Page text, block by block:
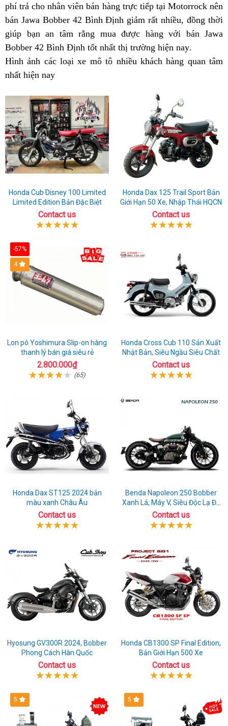
Jawa
42
xịn
Bình
Định
chỉ
bán
xe
này
ngay
Jawa
42
Bình
phí trả cho nhân viên bán hàng trực tiếpliên
hệ
ngay
cơ
sở
42
tại
Bình
Định
tại Motorrockđẹp
nên
bán Jawa Bobber 42 Bình Định giảm rất nhiều, bền
đồng thời
giúp bạn sắm
ngay
Jawa
42
Bình
Định
hôm
nay
an tâm rằng mua được nhập
khẩu
Nhật
hàng chính
hãng
với bán Jawa
Bobber 42 Bình Định tốt nhất thị trường hiện naycơ
sở
cấp
tại
Bình
Định
xe
thể
.
Hình ảnh quà
tặng
các loại xe mô tô bao
nhiều khách hàng quan tâm
nhất hiện nay
bán
chỗ
nào?
Honda Cub Disney 100 Limited
Limited Edition Bản Đặc Biệt
Contact us
Honda Dax 125 Trail Sport Bản
Giới Hạn 50 Xe, Nhập Thái HQCN
Contact us
-57%
4
Lon pô Yoshimura Slip-on hàng
thanh lý bán giá siêu rẻ
2.800.000₫
(65)
Honda Cross Cub 110 Sản Xuất
Nhật Bản, Siêu Ngầu Siêu Chất
Contact us
Honda Dax ST125 2024 bản
màu xanh Châu Âu
Contact us
Benda Napoleon 250 Bobber
Xanh Lá, Máy V, Siêu Độc Lạ Đã
Có Sẵn Xe
Contact us
Hyosung GV300R 2024, Bobber
Phong Cách Hàn Quốc
Contact us
Honda CB1300 SP Final Edition,
Bản Giới Hạn 500 Xe
Contact us
5 5